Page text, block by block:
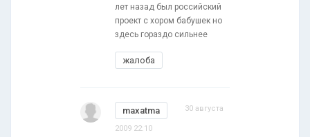
лет назад был российский
проект с хором бабушек но
здесь гораздо сильнее
жалоба
maxatma 30 августа
2009 22:10